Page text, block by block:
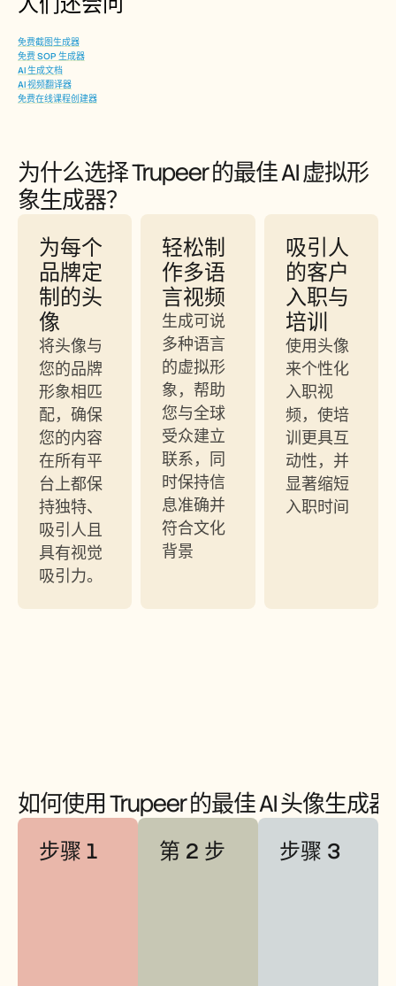
免费截图生成器
免费 SOP 生成器
AI 生成文档
AI 视频翻译器
免费在线课程创建器
为什么选择 Trupeer 的最佳 AI 虚拟形
象生成器？
为每个
品牌定
制的头
像
将头像与
您的品牌
形象相匹
配，确保
您的内容
在所有平
台上都保
持独特、
吸引人且
具有视觉
吸引力。
轻松制
作多语
言视频
生成可说
多种语言
的虚拟形
象，帮助
您与全球
受众建立
联系，同
时保持信
息准确并
符合文化
背景
吸引人
的客户
入职与
培训
使用头像
来个性化
入职视
频，使培
训更具互
动性，并
显著缩短
入职时间
如何使用 Trupeer 的最佳 AI 头像生成器
步骤 1 第 2 步 步骤 3